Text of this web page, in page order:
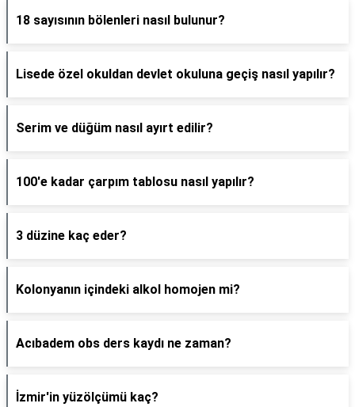
18 sayısının bölenleri nasıl bulunur?
Lisede özel okuldan devlet okuluna geçiş nasıl yapılır?
Serim ve düğüm nasıl ayırt edilir?
100'e kadar çarpım tablosu nasıl yapılır?
3 düzine kaç eder?
Kolonyanın içindeki alkol homojen mi?
Acıbadem obs ders kaydı ne zaman?
İzmir'in yüzölçümü kaç?